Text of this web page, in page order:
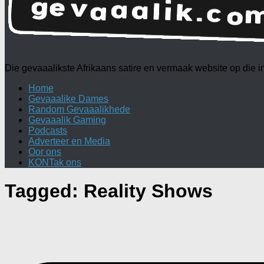
Die gevaaalikste Afrikaans satire en vermaak website op die
Home
Gevaaalike Dames
Random Gevaaalikhede
Gevaaalik Gaming
Podcasts
Adverteer en Media
Oor ons
KONTak ons
Tagged: Reality Shows